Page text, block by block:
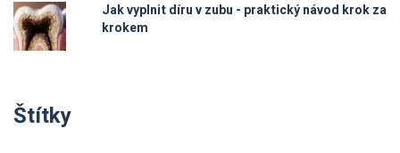
Jak vyplnit díru v zubu - praktický návod krok za
krokem
Štítky